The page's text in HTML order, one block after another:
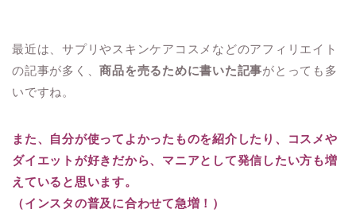
最近は、サプリやスキンケアコスメなどのアフィリエイト
の記事が多く、商品を売るために書いた記事がとっても多
いですね。
また、自分が使ってよかったものを紹介したり、コスメや
ダイエットが好きだから、マニアとして発信したい方も増
えていると思います。
（インスタの普及に合わせて急増！）